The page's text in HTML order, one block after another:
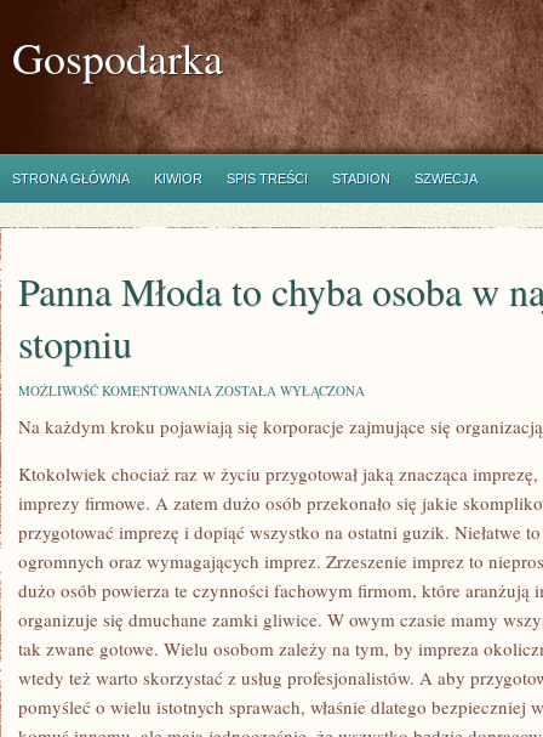
Gospodarka
STRONA GŁÓWNA KIWIOR SPIS TREŚCI STADION SZWECJA
Panna Młoda to chyba osoba w
stopniu
MOŻLIWOŚĆ KOMENTOWANIA PANNA
TO
CHYBA
W
NAJWIĘKSZYM
ZOSTAŁA WYŁĄCZONA
Na każdym kroku pojawiają się korporacje zajmujące się
Ktokolwiek chociaż raz w życiu przygotował jaką znacząca
imprezy firmowe. A zatem dużo osób przekonało się jakie
przygotować imprezę i dopiąć wszystko na ostatni guzik. Niełatwe
ogromnych oraz wymagających imprez. Zrzeszenie imprez to
dużo osób powierza te czynności fachowym firmom, które aranżują
organizuje się dmuchane zamki gliwice. W owym czasie mamy
tak zwane gotowe. Wielu osobom zależy na tym, by impreza
wtedy też warto skorzystać z usług profesjonalistów. A aby
pomyśleć o wielu istotnych sprawach, właśnie dlatego bezpieczniej